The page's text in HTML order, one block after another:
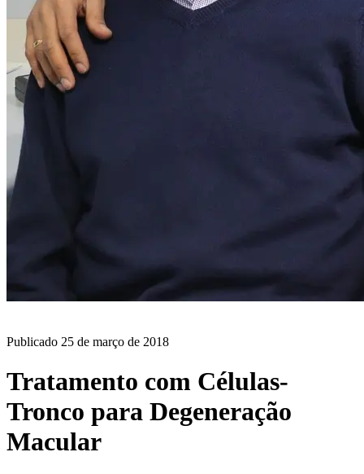
Publicado 25 de março de 2018
Tratamento com Células-
Tronco para Degeneração
Macular